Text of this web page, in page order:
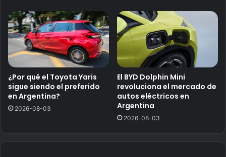
¿Por qué el Toyota Yaris
sigue siendo el preferido
en Argentina?
2026-08-03
El BYD Dolphin Mini
revoluciona el mercado de
autos eléctricos en
Argentina
2026-08-03